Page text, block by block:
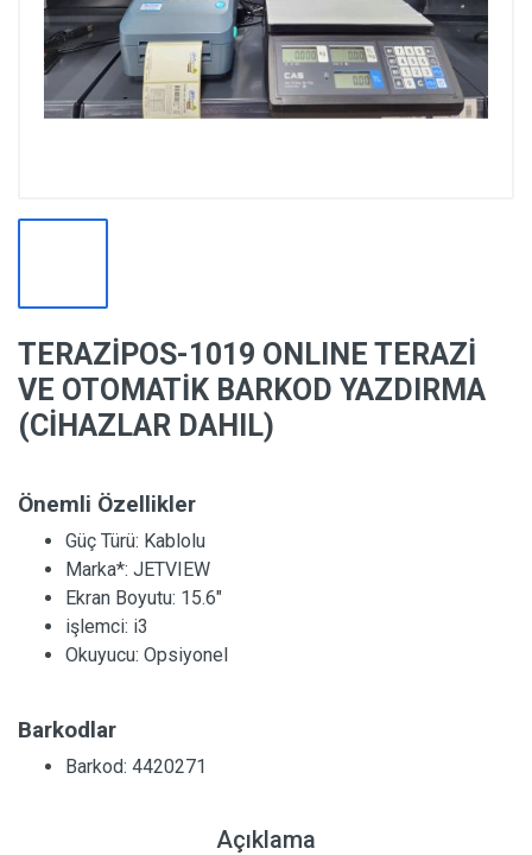
TERAZİPOS-1019 ONLINE TERAZİ
VE OTOMATİK BARKOD YAZDIRMA
(CİHAZLAR DAHIL)
Önemli Özellikler
Güç Türü: Kablolu
Marka*: JETVIEW
Ekran Boyutu: 15.6"
işlemci: i3
Okuyucu: Opsiyonel
Barkodlar
Barkod: 4420271
Açıklama